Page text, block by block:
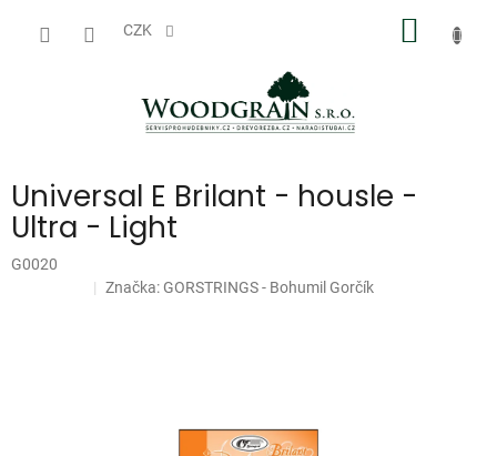
CZK
Universal E Brilant - housle -
Ultra - Light
G0020
Značka: GORSTRINGS - Bohumil Gorčík